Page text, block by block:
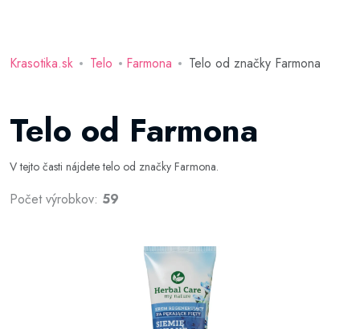
Krasotika.sk Telo Farmona Telo od značky Farmona
Telo od Farmona
V tejto časti nájdete telo od značky Farmona.
Počet výrobkov: 59